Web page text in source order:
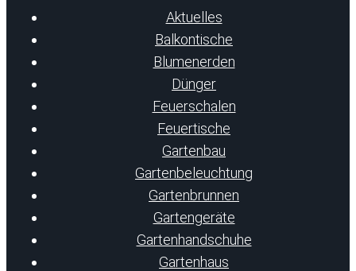
Aktuelles
Balkontische
Blumenerden
Dünger
Feuerschalen
Feuertische
Gartenbau
Gartenbeleuchtung
Gartenbrunnen
Gartengeräte
Gartenhandschuhe
Gartenhaus